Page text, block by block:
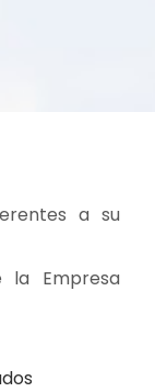
a su
la Empresa